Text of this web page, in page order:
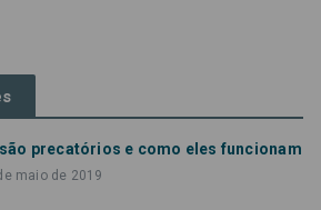
são precatórios e como eles funcionam
maio de 2019